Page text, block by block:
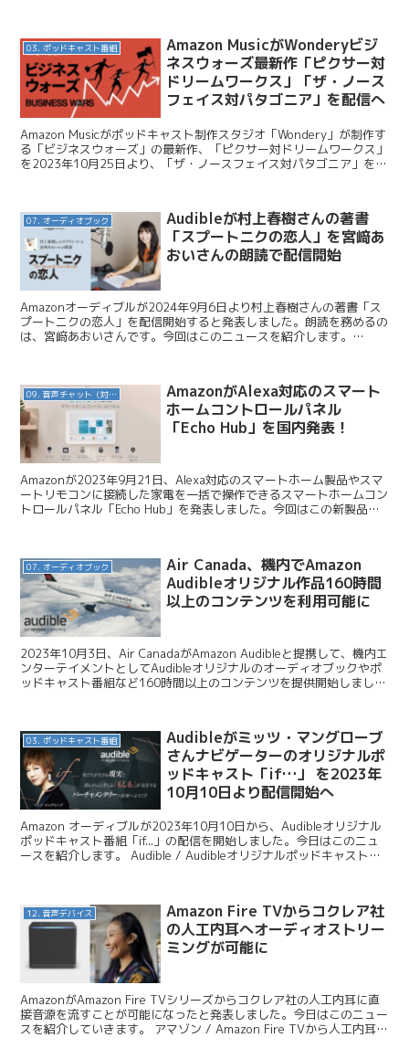
03. ポッドキャスト番組
Amazon MusicがWonderyビジ
ネスウォーズ最新作「ピクサー対
ドリームワークス」「ザ・ノース
フェイス対パタゴニア」を配信へ
Amazon Musicがポッドキャスト制作スタジオ「Wondery」が制作す
る「ビジネスウォーズ」の最新作、「ピクサー対ドリームワークス」
を2023年10月25日より、「ザ・ノースフェイス対パタゴニア」を
07. オーディオブック
Audibleが村上春樹さんの著書
「スプートニクの恋人」を宮﨑あ
おいさんの朗読で配信開始
Amazonオーディブルが2024年9月6日より村上春樹さんの著書「ス
プートニクの恋人」を配信開始すると発表しました。朗読を務めるの
は、宮﨑あおいさんです。今回はこのニュースを紹介します。
09. 音声チャット（対話AI）
AmazonがAlexa対応のスマート
ホームコントロールパネル
「Echo Hub」を国内発表！
Amazonが2023年9月21日、Alexa対応のスマートホーム製品やスマ
ートリモコンに接続した家電を一括で操作できるスマートホームコン
トロールパネル「Echo Hub」を発表しました。今回はこの新製品を
07. オーディオブック
Air Canada、機内でAmazon
Audibleオリジナル作品160時間
以上のコンテンツを利用可能に
2023年10月3日、Air CanadaがAmazon Audibleと提携して、機内エ
ンターテイメントとしてAudibleオリジナルのオーディオブックやポ
ッドキャスト番組など160時間以上のコンテンツを提供開始しまし
03. ポッドキャスト番組
Audibleがミッツ・マングローブ
さんナビゲーターのオリジナルポ
ッドキャスト「if…」 を2023年
10月10日より配信開始へ
Amazon オーディブルが2023年10月10日から、Audibleオリジナル
ポッドキャスト番組「if...」の配信を開始しました。今日はこのニュ
ースを紹介します。 Audible / Audibleオリジナルポッドキャスト
12. 音声デバイス
Amazon Fire TVからコクレア社
の人工内耳へオーディオストリー
ミングが可能に
AmazonがAmazon Fire TVシリーズからコクレア社の人工内耳に直
接音源を流すことが可能になったと発表しました。今日はこのニュー
スを紹介していきます。 アマゾン / Amazon Fire TVから人工内耳で